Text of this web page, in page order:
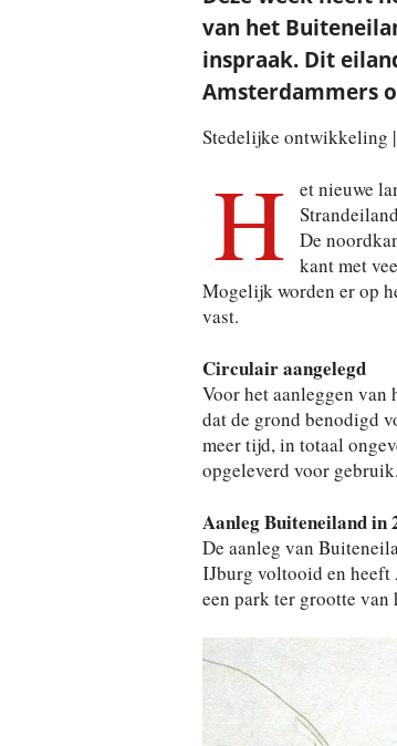
van het
inspraak. Dit
Amsterdammers
Stedelijke ontwikkeling |
H
et nieuwe
De
kant met
Mogelijk worden er op
vast.
Circulair aangelegd
Voor het aanleggen
dat de grond benodigd
meer tijd, in totaal
opgeleverd voor gebruik.
Aanleg Buiteneiland in
De aanleg van
IJburg voltooid en heeft
een park ter grootte